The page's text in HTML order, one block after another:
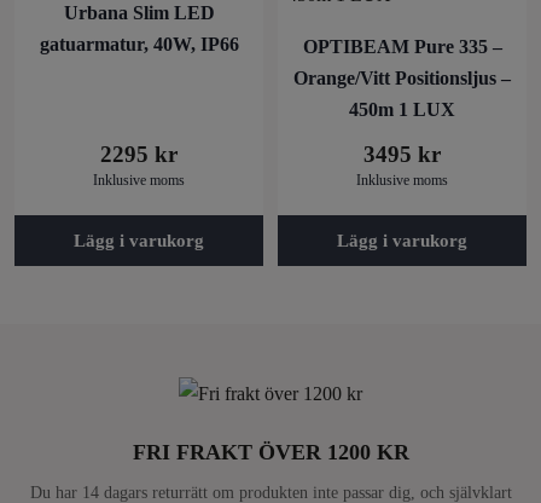
Urbana Slim LED
gatuarmatur, 40W, IP66
2295 kr
Inklusive moms
Lägg i varukorg
OPTIBEAM Pure 335 –
Orange/Vitt Positionsljus –
450m 1 LUX
3495 kr
Inklusive moms
Lägg i varukorg
FRI FRAKT ÖVER 1200 KR
Du har 14 dagars returrätt om produkten inte passar dig, och självklart